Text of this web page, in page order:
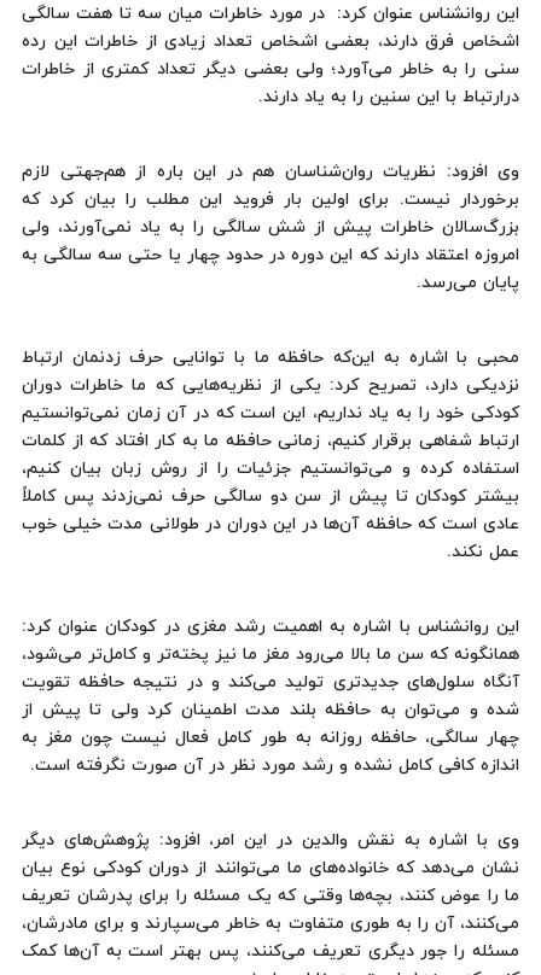
این روانشناس عنوان کرد: در مورد خاطرات میان سه تا هفت سالگی
اشخاص فرق دارند، بعضی اشخاص تعداد زیادی از خاطرات این رده
سنی را به خاطر می‌آورد؛ ولی بعضی دیگر تعداد کمتری از خاطرات
درارتباط با این سنین را به یاد دارند.
وی افزود: نظریات روان‌شناسان هم در این باره از هم‌جهتی لازم
برخوردار نیست. برای اولین بار فروید این مطلب را بیان کرد که
بزرگ‌سالان خاطرات پیش از شش سالگی را به یاد نمی‌آورند، ولی
امروزه اعتقاد دارند که این دوره در حدود چهار یا حتی سه سالگی به
پایان می‌رسد.
محبی با اشاره به این‌که حافظه ما با توانایی حرف زدنمان ارتباط
نزدیکی دارد، تصریح کرد: یکی از نظریه‌هایی که ما خاطرات دوران
کودکی خود را به یاد نداریم، این است که در آن زمان نمی‌توانستیم
ارتباط شفاهی برقرار کنیم، زمانی حافظه ما به کار افتاد که از کلمات
استفاده کرده و می‌توانستیم جزئیات را از روش زبان بیان کنیم،
بیشتر کودکان تا پیش از سن دو سالگی حرف نمی‌زدند پس کاملاً
عادی است که حافظه آن‌ها در این دوران در طولانی مدت خیلی خوب
عمل نکند.
این روانشناس با اشاره به اهمیت رشد مغزی در کودکان عنوان کرد:
همانگونه که سن ما بالا می‌رود مغز ما نیز پخته‌تر و کامل‌تر می‌شود،
آنگاه سلول‌های جدیدتری تولید می‌کند و در نتیجه حافظه تقویت
شده و می‌توان به حافظه بلند مدت اطمینان کرد ولی تا پیش از
چهار سالگی، حافظه روزانه به طور کامل فعال نیست چون مغز به
اندازه کافی کامل نشده و رشد مورد نظر در آن صورت نگرفته است.
وی با اشاره به نقش والدین در این امر، افزود: پژوهش‌های دیگر
نشان می‌دهد که خانواده‌های ما می‌توانند از دوران کودکی نوع بیان
ما را عوض کنند، بچه‌ها وقتی که یک مسئله را برای پدرشان تعریف
می‌کنند، آن را به طوری متفاوت به خاطر می‌سپارند و برای مادرشان،
مسئله را جور دیگری تعریف می‌کنند، پس بهتر است به آن‌ها کمک